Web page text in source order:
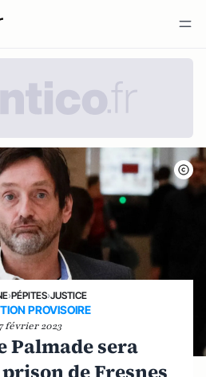
›PÉPITES›JUSTICE
PROVISOIRE
février 2023
Palmade sera